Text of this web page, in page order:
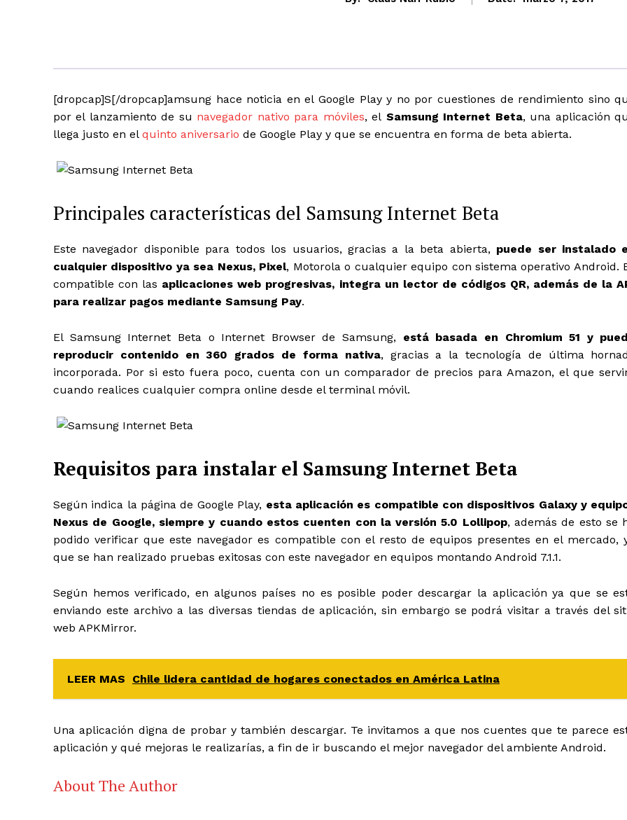
[dropcap]S[/dropcap]amsung hace noticia en el Google Play y no por cuestiones de rendimiento sino
por el lanzamiento de su navegador nativo para móviles, el Samsung Internet Beta, una aplicación
llega justo en el quinto aniversario de Google Play y que se encuentra en forma de beta abierta.
Principales características del Samsung Internet Beta
Este navegador disponible para todos los usuarios, gracias a la beta abierta, puede ser instalado
cualquier dispositivo ya sea Nexus, Pixel, Motorola o cualquier equipo con sistema operativo Android.
compatible con las aplicaciones web progresivas, integra un lector de códigos QR, además de la
para realizar pagos mediante Samsung Pay.
El Samsung Internet Beta o Internet Browser de Samsung, está basada en Chromium 51 y
reproducir contenido en 360 grados de forma nativa, gracias a la tecnología de última
incorporada. Por si esto fuera poco, cuenta con un comparador de precios para Amazon, el que
cuando realices cualquier compra online desde el terminal móvil.
Requisitos para instalar el Samsung Internet Beta
Según indica la página de Google Play, esta aplicación es compatible con dispositivos Galaxy y
Nexus de Google, siempre y cuando estos cuenten con la versión 5.0 Lollipop, además de esto se
podido verificar que este navegador es compatible con el resto de equipos presentes en el mercado,
que se han realizado pruebas exitosas con este navegador en equipos montando Android 7.1.1.
Según hemos verificado, en algunos países no es posible poder descargar la aplicación ya que se
enviando este archivo a las diversas tiendas de aplicación, sin embargo se podrá visitar a través del
web APKMirror.
LEER MAS Chile lidera cantidad de hogares conectados en América Latina
Una aplicación digna de probar y también descargar. Te invitamos a que nos cuentes que te parece
aplicación y qué mejoras le realizarías, a fin de ir buscando el mejor navegador del ambiente Android.
About The Author